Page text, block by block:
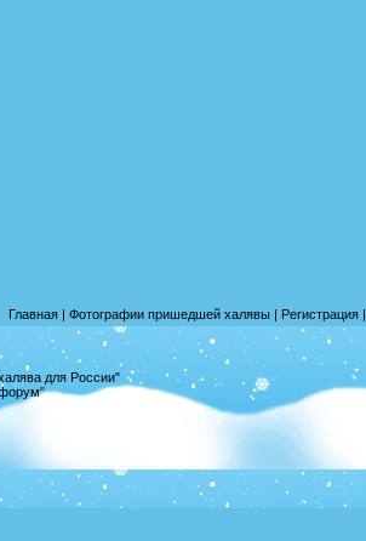
Главная | Фотографии пришедшей халявы | Регистрация |
для России"
форум"